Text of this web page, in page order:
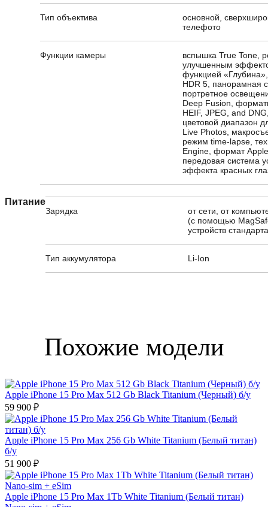
Тип объектива
основной,
телефото
Функции камеры
вспышка True Tone,
улучшенным
функцией
HDR 5, панорамная
портретное
Deep Fusion,
HEIF, JPEG, and
цветовой диапазон
Live Photos,
режим time-lapse,
Engine, формат
передовая система
эффекта красных
Питание
Зарядка
от сети, от
(с помощью
устройств
Тип аккумулятора Li-Ion
Похожие модели
Apple iPhone 15 Pro Max 512 Gb Black Titanium (Черный) б/у
59 900 ₽
Apple iPhone 15 Pro Max 256 Gb White Titanium (Белый титан)
б/у
51 900 ₽
Apple iPhone 15 Pro Max 1Tb White Titanium (Белый титан)